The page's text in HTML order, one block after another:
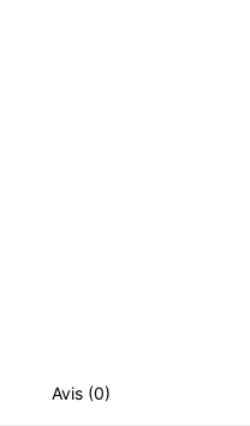
Avis (0)